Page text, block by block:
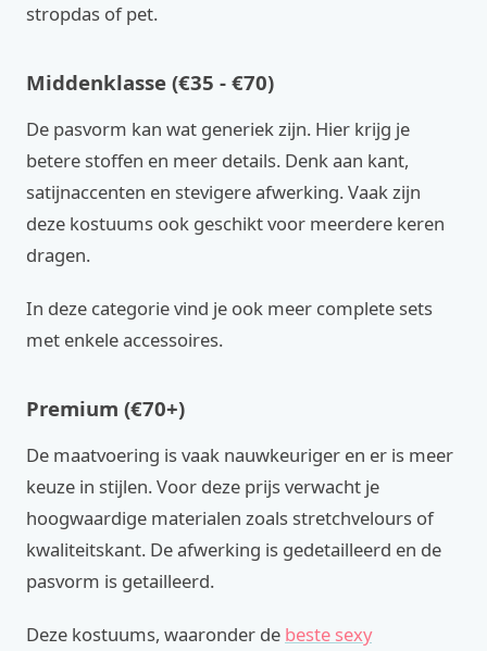
stropdas of pet.
Middenklasse (€35 - €70)
De pasvorm kan wat generiek zijn. Hier krijg je
betere stoffen en meer details. Denk aan kant,
satijnaccenten en stevigere afwerking. Vaak zijn
deze kostuums ook geschikt voor meerdere keren
dragen.
In deze categorie vind je ook meer complete sets
met enkele accessoires.
Premium (€70+)
De maatvoering is vaak nauwkeuriger en er is meer
keuze in stijlen. Voor deze prijs verwacht je
hoogwaardige materialen zoals stretchvelours of
kwaliteitskant. De afwerking is gedetailleerd en de
pasvorm is getailleerd.
Deze kostuums, waaronder de beste sexy